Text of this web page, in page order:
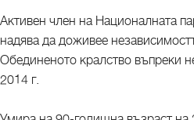
Активен член на Националната
надява да доживее
Обединеното кралство въпреки
2014 г.